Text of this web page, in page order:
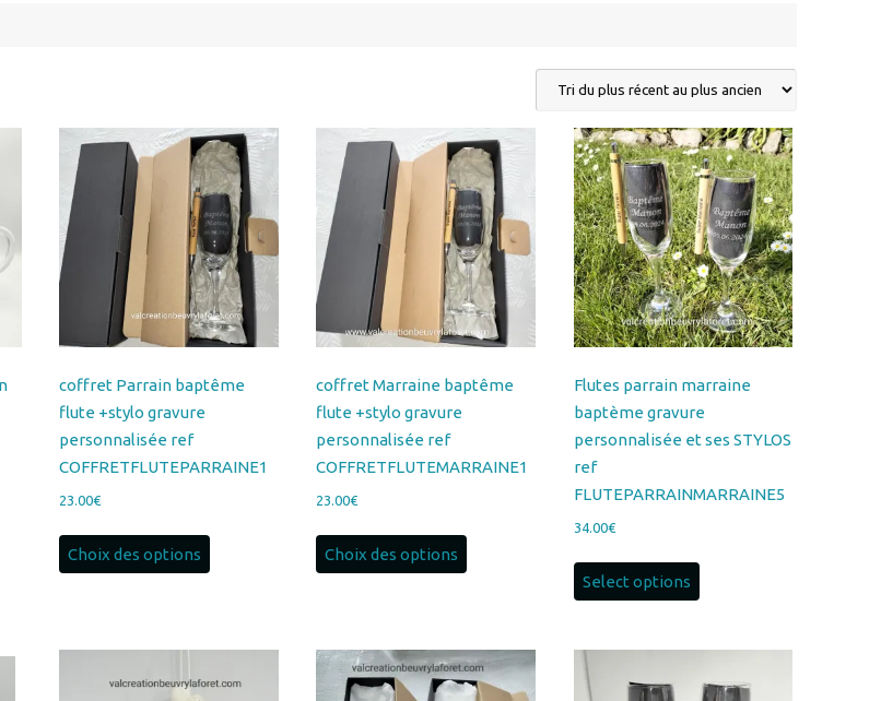
coffret Parrain baptême
flute +stylo gravure
personnalisée ref
COFFRETFLUTEPARRAINE1
23.00 €
Ce
variations.
être
coffret Marraine baptême
flute +stylo gravure
personnalisée ref
COFFRETFLUTEMARRAINE1
23.00 €
Ce
variations.
peuvent
être
Flutes parrain marraine
baptème gravure
personnalisée et ses STYLOS
ref
FLUTEPARRAINMARRAINE5
34.00